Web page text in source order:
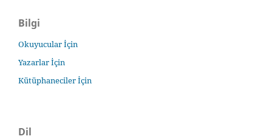
Bilgi
Okuyucular İçin
Yazarlar İçin
Kütüphaneciler İçin
Dil